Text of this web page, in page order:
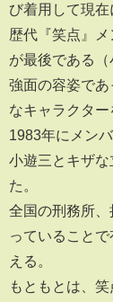
び着用して現在
歴代『笑点』
が最後である（
強面の容姿で
なキャラクター
1983年にメン
小遊三とキザ
た。
全国の刑務所
っていること
える。
もともとは、